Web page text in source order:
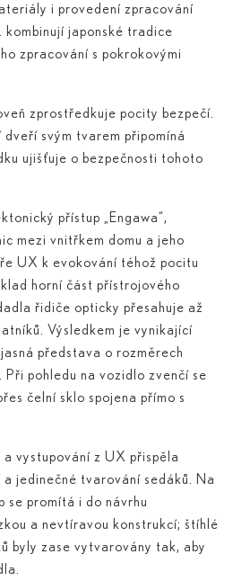
i provedení zpracování
kombinují japonské tradice
zpracování s pokrokovými
zprostředkuje pocity bezpečí.
svým tvarem připomíná
ujišťuje o bezpečnosti tohoto
přístup „Engawa“,
mezi vnitřkem domu a jeho
UX k evokování téhož pocitu
horní část přístrojového
řidiče opticky přesahuje až
Výsledkem je vynikající
představa o rozměrech
pohledu na vozidlo zvenčí se
čelní sklo spojena přímo s
a vystupování z UX přispěla
jedinečné tvarování sedáků. Na
se promítá i do návrhu
a nevtíravou konstrukcí; štíhlé
byly zase vytvarovány tak, aby